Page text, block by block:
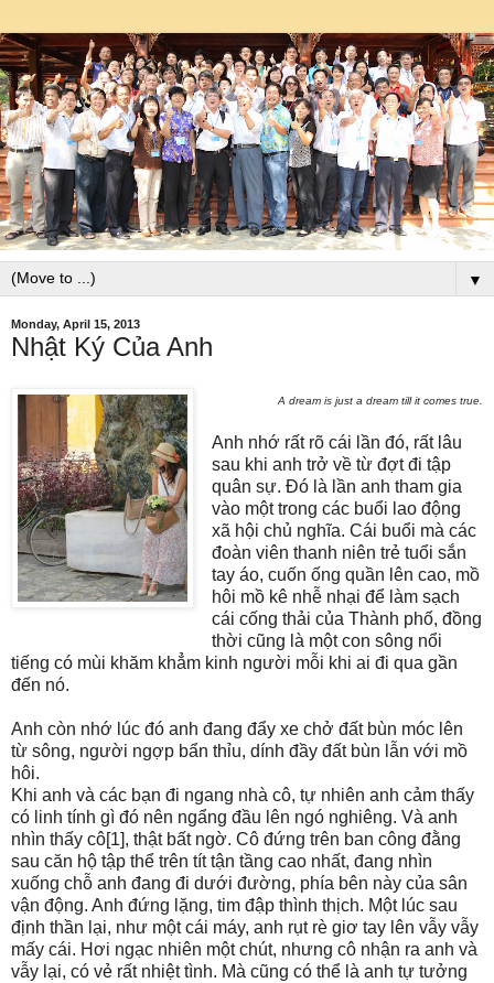
▼
Monday, April 15, 2013
Nhật Ký Của Anh
A dream is just a dream till it comes true.
Anh nhớ rất rõ cái lần đó, rất lâu
sau khi anh trở về từ đợt đi tập
quân sự. Đó là lần anh tham gia
vào một trong các buổi lao động
xã hội chủ nghĩa. Cái buổi mà các
đoàn viên thanh niên trẻ tuổi sắn
tay áo, cuốn ống quần lên cao, mồ
hôi mồ kê nhễ nhại để làm sạch
cái cống thải của Thành phố, đồng
thời cũng là một con sông nổi
tiếng có mùi khăm khẳm kinh người mỗi khi ai đi qua gần
đến nó.
Anh còn nhớ lúc đó anh đang đẩy xe chở đất bùn móc lên
từ sông, người ngợp bẩn thỉu, dính đầy đất bùn lẫn với mồ
hôi.
Khi anh và các bạn đi ngang nhà cô, tự nhiên anh cảm thấy
có linh tính gì đó nên ngẩng đầu lên ngó nghiêng. Và anh
nhìn thấy cô[1], thật bất ngờ. Cô đứng trên ban công đằng
sau căn hộ tập thể trên tít tận tầng cao nhất, đang nhìn
xuống chỗ anh đang đi dưới đường, phía bên này của sân
vận động. Anh đứng lặng, tim đập thình thịch. Một lúc sau
định thần lại, như một cái máy, anh rụt rè giơ tay lên vẫy vẫy
mấy cái. Hơi ngạc nhiên một chút, nhưng cô nhận ra anh và
vẫy lại, có vẻ rất nhiệt tình. Mà cũng có thể là anh tự tưởng